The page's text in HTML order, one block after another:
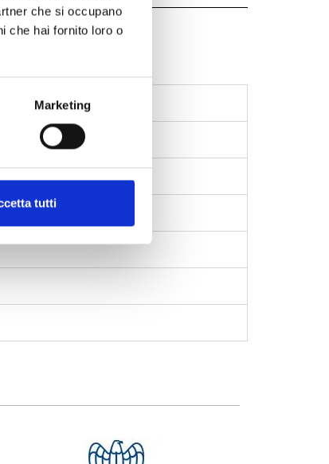
che si occupano
che hai fornito loro o
Marketing
tutti